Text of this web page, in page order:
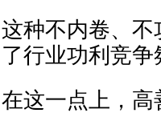
这种不内卷、
了行业功利竞
在这一点上，